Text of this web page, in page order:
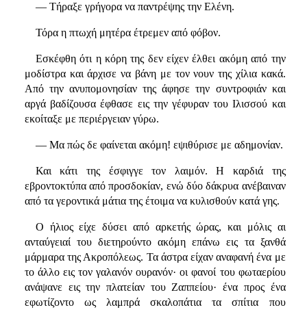
— Τήραξε γρήγορα να παντρέψης την Ελένη.
Τόρα η πτωχή μητέρα έτρεμεν από φόβον.
Εσκέφθη ότι η κόρη της δεν είχεν έλθει ακόμη από την
μοδίστρα και άρχισε να βάνη με τον νουν της χίλια κακά.
Από την ανυπομονησίαν της άφησε την συντροφιάν και
αργά βαδίζουσα έφθασε εις την γέφυραν του Ιλισσού και
εκοίταξε με περιέργειαν γύρω.
— Μα πώς δε φαίνεται ακόμη! εψιθύρισε με αδημονίαν.
Και κάτι της έσφιγγε τον λαιμόν. Η καρδιά της
εβροντοκτύπα από προσδοκίαν, ενώ δύο δάκρυα ανέβαιναν
από τα γεροντικά μάτια της έτοιμα να κυλισθούν κατά γης.
Ο ήλιος είχε δύσει από αρκετής ώρας, και μόλις αι
ανταύγειαί του διετηρούντο ακόμη επάνω εις τα ξανθά
μάρμαρα της Ακροπόλεως. Τα άστρα είχαν αναφανή ένα με
το άλλο εις τον γαλανόν ουρανόν· οι φανοί του φωταερίου
ανάψανε εις την πλατείαν του Ζαππείου· ένα προς ένα
εφωτίζοντο ως λαμπρά σκαλοπάτια τα σπίτια που